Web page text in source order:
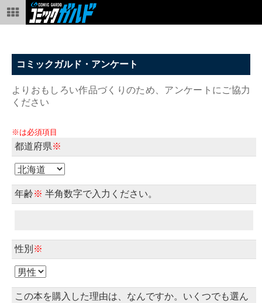
コミックガルド・アンケート
よりおもしろい作品づくりのため、アンケートにご協力
ください
※は必須項目
都道府県※
年齢※ 半角数字で入力ください。
性別 ※
この本を購入した理由は、なんですか。いくつでも選ん